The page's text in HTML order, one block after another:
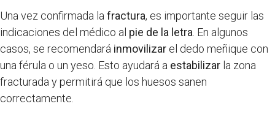
Una vez confirmada lafractura, es importante seguir las
indicaciones del médico al pie de la letra. En algunos
casos, se recomendará inmovilizar el dedo meñique con
una férula o un yeso. Esto ayudará a estabilizar la zona
fracturada y permitirá que los huesos sanen
correctamente.